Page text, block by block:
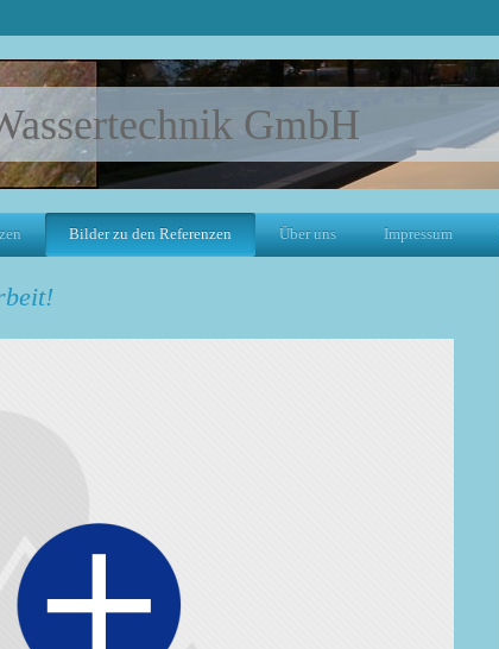
GmbH
Bilder zu den Referenzen Über uns Impressum